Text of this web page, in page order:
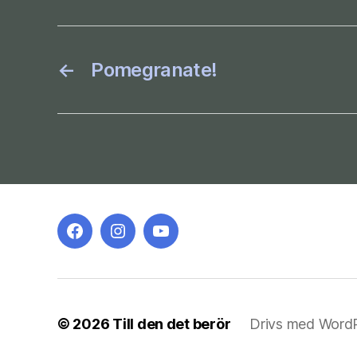
← Pomegranate!
Facebook-InstagramYouTube
© 2026 Till den det berör Drivs med